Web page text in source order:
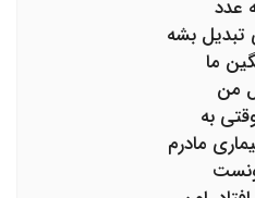
عدد
تبدیل بشه
ما
من
به
مادرم